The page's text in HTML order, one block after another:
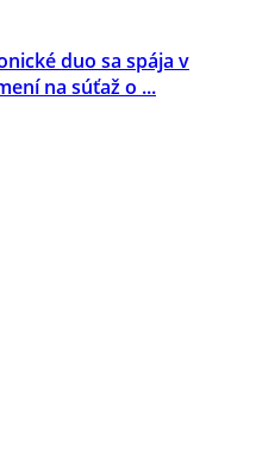
duo sa spája v
na súťaž o ...